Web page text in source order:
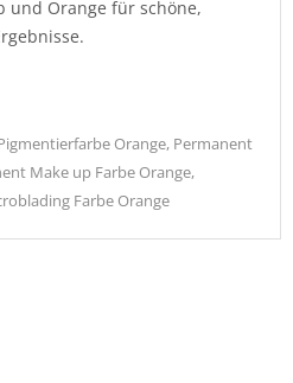
und Orange für schöne,
Orange, Permanent
Make up Farbe Orange,
Farbe Orange